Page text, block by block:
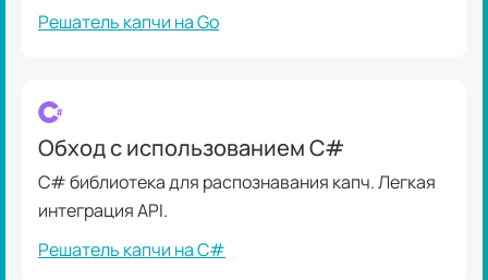
Решатель капчи на Go
Обход с использованием C#
C# библиотека для распознавания капч. Легкая
интеграция API.
Решатель капчи на C#